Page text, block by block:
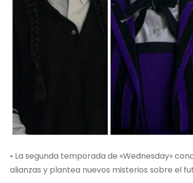
• La segunda temporada de «Wednesday»
alianzas y plantea nuevos misterios sobre el